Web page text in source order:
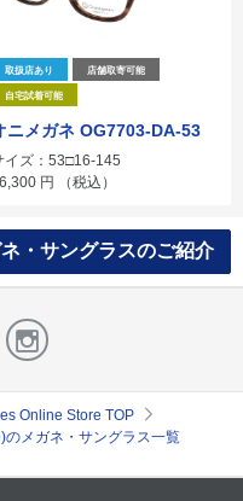
取扱店あり 店舗取寄可能
自宅試着可能
ニメガネ OG7703-DA-53
イズ：53□16-145
円 （税込）
・サングラスのご紹介
Online Store TOP
メガネ・サングラス一覧